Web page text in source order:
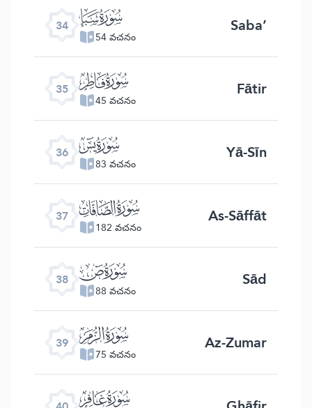
34 ﮮ
54 వచనం Saba’
35 ﮯ
45 వచనం Fātir
36 ﮰ
83 వచనం Yā-Sīn
37 ﮱ
182 వచనం As-Sāffāt
38 ﯓ
88 వచనం Sād
39 ﯔ
75 వచనం Az-Zumar
ﯕ